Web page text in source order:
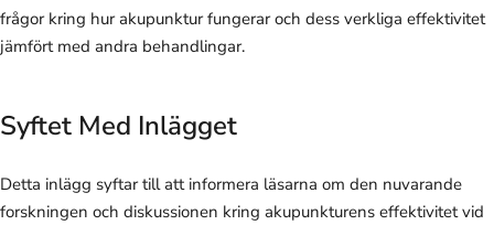
frågor kring hur akupunktur fungerar och dess verkliga effektivitet
jämfört med andra behandlingar.
Syftet Med Inlägget
Detta inlägg syftar till att informera läsarna om den nuvarande
forskningen och diskussionen kring akupunkturens effektivitet vid